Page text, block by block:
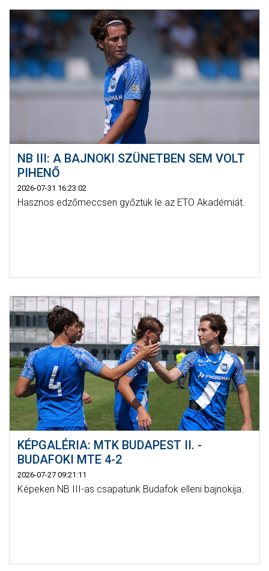
KLUB
GALÉRIA
SZURKOLÓI ÉLMÉNYEK
AKKREDITÁCIÓ
NB III: A BAJNOKI SZÜNETBEN SEM VOLT
PIHENŐ
2026-07-31 16:23:02
Hasznos edzőmeccsen győztük le az ETO Akadémiát.
KÉPGALÉRIA: MTK BUDAPEST II. -
BUDAFOKI MTE 4-2
2026-07-27 09:21:11
Képeken NB III-as csapatunk Budafok elleni bajnokija.